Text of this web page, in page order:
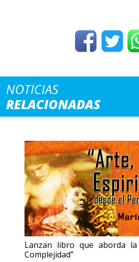
NOTICIAS
RELACIONADAS
Lanzan libro que aborda la
Complejidad”